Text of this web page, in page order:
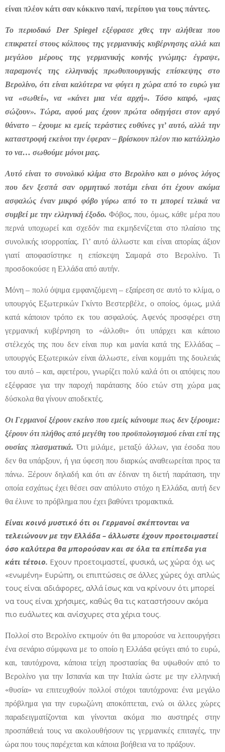
είναι πλέον κάτι σαν κόκκινο πανί, περίπου για τους πάντες.
Το περιοδικό Der Spiegel εξέφρασε χθες την αλήθεια που
επικρατεί στους κόλπους της γερμανικής κυβέρνησης αλλά και
μεγάλου μέρους της γερμανικής κοινής γνώμης: έγραψε,
παραμονές της ελληνικής πρωθυπουργικής επίσκεψης στο
Βερολίνο, ότι είναι καλύτερα να φύγει η χώρα από το ευρώ για
να «σωθεί», να «κάνει μια νέα αρχή». Τόσο καιρό, «μας
σώζουν». Τώρα, αφού μας έχουν πρώτα οδηγήσει στον αργό
θάνατο – έχουμε κι εμείς τεράστιες ευθύνες γι’ αυτό, αλλά την
καταστροφή εκείνοι την έφεραν – βρίσκουν πλέον πιο κατάλληλο
το να… σωθούμε μόνοι μας.
Αυτό είναι το συνολικό κλίμα στο Βερολίνο και ο μόνος λόγος
που δεν ξεσπά σαν ορμητικό ποτάμι είναι ότι έχουν ακόμα
ασφαλώς έναν μικρό φόβο γύρω από το τι μπορεί τελικά να
συμβεί με την ελληνική έξοδο. Φόβος, που, όμως, κάθε μέρα που
περνά υποχωρεί και σχεδόν πια εκμηδενίζεται στο πλαίσιο της
συνολικής ισορροπίας. Γι’ αυτό άλλωστε και είναι απορίας άξιον
γιατί αποφασίστηκε η επίσκεψη Σαμαρά στο Βερολίνο. Τι
προσδοκούσε η Ελλάδα από αυτήν.
Μόνη – πολύ όψιμα εμφανιζόμενη – εξαίρεση σε αυτό το κλίμα, ο
υπουργός Εξωτερικών Γκίντο Βεστερβέλε, ο οποίος, όμως, μιλά
κατά κάποιον τρόπο εκ του ασφαλούς. Αφενός προσφέρει στη
γερμανική κυβέρνηση το «άλλοθι» ότι υπάρχει και κάποιο
στέλεχός της που δεν είναι πυρ και μανία κατά της Ελλάδας –
υπουργός Εξωτερικών είναι άλλωστε, είναι κομμάτι της δουλειάς
του αυτό – και, αφετέρου, γνωρίζει πολύ καλά ότι οι απόψεις που
εξέφρασε για την παροχή παράτασης δύο ετών στη χώρα μας
δύσκολα θα γίνουν αποδεκτές.
Οι Γερμανοί ξέρουν εκείνο που εμείς κάνουμε πως δεν ξέρουμε:
ξέρουν ότι πλήθος από μεγέθη του προϋπολογισμού είναι επί της
ουσίας πλασματικά. Ότι μιλάμε, μεταξύ άλλων, για έσοδα που
δεν θα υπάρξουν, ή για ύφεση που διαρκώς αναθεωρείται προς τα
πάνω. Ξέρουν δηλαδή και ότι αν έδιναν τη διετή παράταση, την
οποία εσχάτως έχει θέσει σαν απόλυτο στόχο η Ελλάδα, αυτή δεν
θα έλυνε το πρόβλημα που έχει βαθύνει τρομακτικά.
Είναι κοινό μυστικό ότι οι Γερμανοί σκέπτονται να
τελειώνουν με την Ελλάδα – άλλωστε έχουν προετοιμαστεί
όσο καλύτερα θα μπορούσαν και σε όλα τα επίπεδα για
κάτι τέτοιο. Εχουν προετοιμαστεί, φυσικά, ως χώρα: όχι ως
«ενωμένη» Ευρώπη, οι επιπτώσεις σε άλλες χώρες όχι απλώς
τους είναι αδιάφορες, αλλά ίσως και να κρίνουν ότι μπορεί
να τους είναι χρήσιμες, καθώς θα τις καταστήσουν ακόμα
πιο ευάλωτες και ανίσχυρες στα χέρια τους.
Πολλοί στο Βερολίνο εκτιμούν ότι θα μπορούσε να λειτουργήσει
ένα σενάριο σύμφωνα με το οποίο η Ελλάδα φεύγει από το ευρώ,
και, ταυτόχρονα, κάποια τείχη προστασίας θα υψωθούν από το
Βερολίνο για την Ισπανία και την Ιταλία ώστε με την ελληνική
«θυσία» να επιτευχθούν πολλοί στόχοι ταυτόχρονα: ένα μεγάλο
πρόβλημα για την ευρωζώνη αποκόπτεται, ενώ οι άλλες χώρες
παραδειγματίζονται και γίνονται ακόμα πιο αυστηρές στην
προσπάθειά τους να ακολουθήσουν τις γερμανικές επιταγές, την
ώρα που τους παρέχεται και κάποια βοήθεια να το πράξουν.